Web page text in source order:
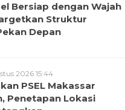
Bersiap dengan Wajah
Struktur
Depan
2026 15:44
PSEL Makassar
Penetapan Lokasi